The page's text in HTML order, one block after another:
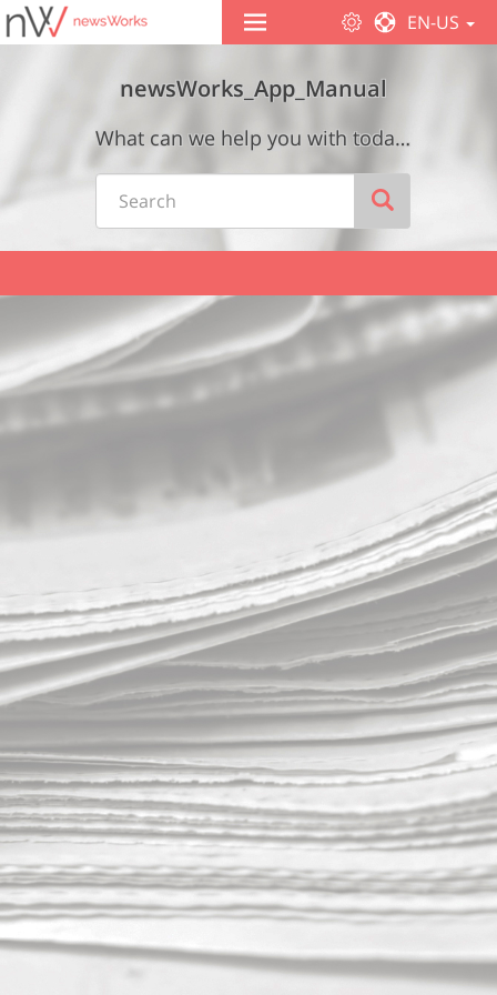
EN-US
newsWorks_App_Manual
What can we help you with today? Wie können wir Ihnen helfen?